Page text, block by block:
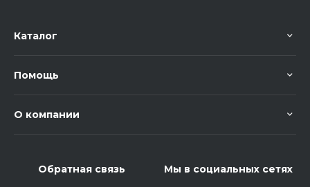
Каталог
Помощь
О компании
Обратная связь Мы в социальных сетях